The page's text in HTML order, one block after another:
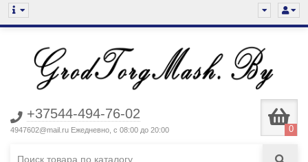
+37544-494-76-02
4947602@mail.ru Ежедневно, с 08:00 до 20:00 0